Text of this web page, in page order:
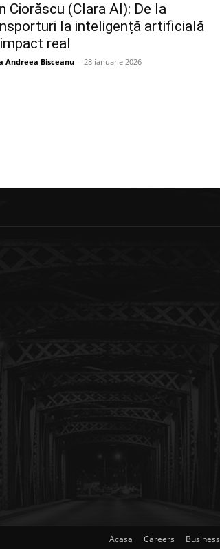
Ciorăscu (Clara AI): De la
la inteligență artificială
real
Andreea Bisceanu - 28 ianuarie 2026
Acasa Careers Business